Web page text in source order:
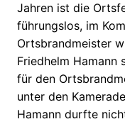
Jahren ist die
führungslos, im
Ortsbrandmeister
Friedhelm Hamann
für den
unter den
Hamann durfte